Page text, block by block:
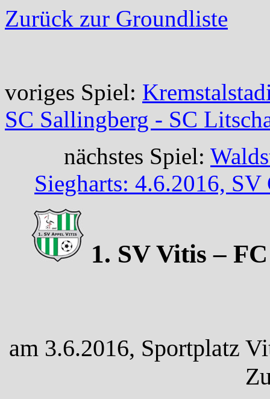
Zurück zur Groundliste
voriges Spiel:
SC Sallingberg - SC
nächstes Spiel:
Siegharts: 4.6.2016,
1. SV Vitis –
am 3.6.2016, Sportplatz